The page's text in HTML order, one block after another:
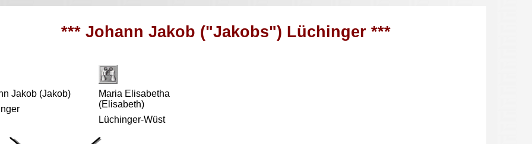
*** Johann Jakob ("Jakobs") Lüchinger ***
Jakob (Jakob)
Maria Elisabetha
(Elisabeth)
Lüchinger-Wüst